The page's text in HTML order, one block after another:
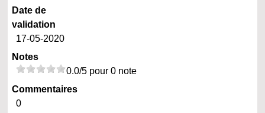
Date de
validation
17-05-2020
Notes
0.0/5 pour 0 note
Commentaires
0